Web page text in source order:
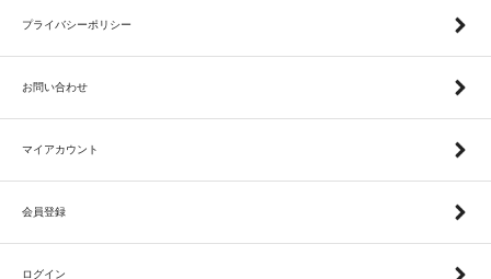
プライバシーポリシー
お問い合わせ
マイアカウント
会員登録
ログイン